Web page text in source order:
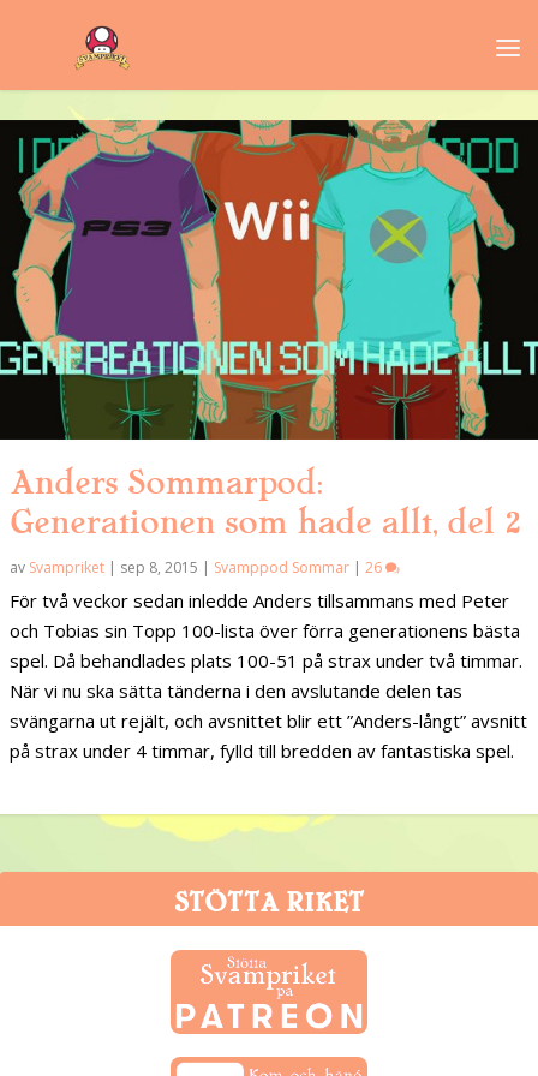
Anders Sommarpod:
Generationen som hade allt, del 2
av Svampriket | sep 8, 2015 | Svamppod Sommar | 26
För två veckor sedan inledde Anders tillsammans med Peter
och Tobias sin Topp 100-lista över förra generationens bästa
spel. Då behandlades plats 100-51 på strax under två timmar.
När vi nu ska sätta tänderna i den avslutande delen tas
svängarna ut rejält, och avsnittet blir ett ”Anders-långt” avsnitt
på strax under 4 timmar, fylld till bredden av fantastiska spel.
STÖTTA RIKET